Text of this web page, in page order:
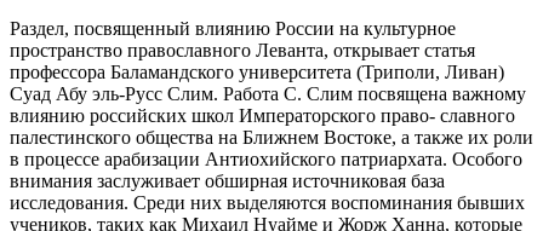
Раздел, посвященный влиянию России на культурное
пространство православного Леванта, открывает статья
профессора Баламандского университета (Триполи, Ливан)
Суад Абу эль-Русс Слим. Работа С. Слим посвящена важному
влиянию российских школ Императорского право- славного
палестинского общества на Ближнем Востоке, а также их роли
в процессе арабизации Антиохийского патриархата. Особого
внимания заслуживает обширная источниковая база
исследования. Среди них выделяются воспоминания бывших
учеников, таких как Михаил Нуайме и Жорж Ханна, которые